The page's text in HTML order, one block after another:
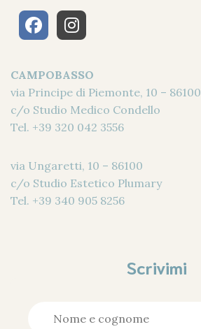
CAMPOBASSO
via Principe di Piemonte, 10 – 86100
c/o Studio Medico Condello
Tel. +39 320 042 3556
via Ungaretti, 10 – 86100
c/o Studio Estetico Plumary
Tel. +39 340 905 8256
Scrivimi